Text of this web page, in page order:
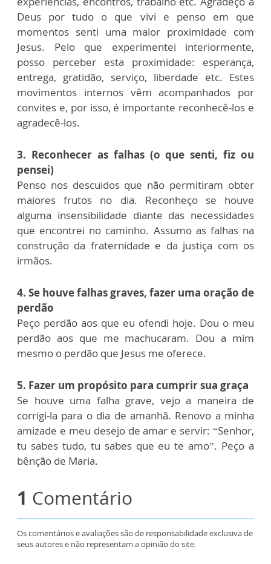
Deus por tudo o que vivi e penso em que
momentos senti uma maior proximidade com
Jesus. Pelo que experimentei interiormente,
posso perceber esta proximidade: esperança,
entrega, gratidão, serviço, liberdade etc. Estes
movimentos internos vêm acompanhados por
convites e, por isso, é importante reconhecê-los e
agradecê-los.
3. Reconhecer as falhas (o que senti, fiz ou
pensei)
Penso nos descuidos que não permitiram obter
maiores frutos no dia. Reconheço se houve
alguma insensibilidade diante das necessidades
que encontrei no caminho. Assumo as falhas na
construção da fraternidade e da justiça com os
irmãos.
4. Se houve falhas graves, fazer uma oração de
perdão
Peço perdão aos que eu ofendi hoje. Dou o meu
perdão aos que me machucaram. Dou a mim
mesmo o perdão que Jesus me oferece.
5. Fazer um propósito para cumprir sua graça
Se houve uma falha grave, vejo a maneira de
corrigi-la para o dia de amanhã. Renovo a minha
amizade e meu desejo de amar e servir: “Senhor,
tu sabes tudo, tu sabes que eu te amo”. Peço a
bênção de Maria.
1 Comentário
Os comentários e avaliações são de responsabilidade exclusiva de
seus autores e não representam a opinião do site.